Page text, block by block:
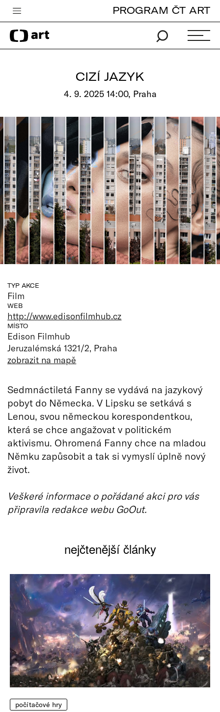
Česká televize
Zpravodajství
Pro děti
edu
Vše o ČT
PROGRAM ČT ART
CIZÍ JAZYK
4. 9. 2025 14:00, Praha
TYP AKCE
Film
WEB
http://www.edisonfilmhub.cz
MÍSTO
Edison Filmhub
Jeruzalémská 1321/2, Praha
zobrazit na mapě
Sedmnáctiletá Fanny se vydává na jazykový
pobyt do Německa. V Lipsku se setkává s
Lenou, svou německou korespondentkou,
která se chce angažovat v politickém
aktivismu. Ohromená Fanny chce na mladou
Němku zapůsobit a tak si vymyslí úplně nový
život.
Veškeré informace o pořádané akci pro vás
připravila redakce webu GoOut.
nejčtenější články
počítačové hry